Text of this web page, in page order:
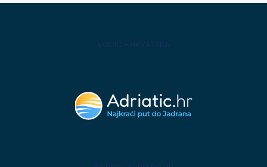
VODIČ - HRVATSKA